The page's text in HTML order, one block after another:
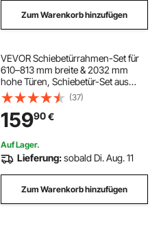
Zum Warenkorb hinzufügen
VEVOR Schiebetürrahmen-Set für
610–813 mm breite & 2032 mm
hohe Türen, Schiebetür-Set aus
verzinkter Stahl mit Zwei-Wege-
Soft-Close-Mechanismus &
sanftem Gleiten, für Wohnzimmer
Badezimmer
(37)
15990€
Auf Lager.
Lieferung:sobald Di. Aug. 11
Zum Warenkorb hinzufügen